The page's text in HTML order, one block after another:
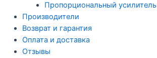
Пропорциональный усилитель
Производители
Возврат и гарантия
Оплата и доставка
Отзывы